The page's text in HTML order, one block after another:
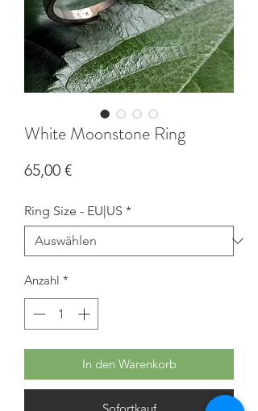
White Moonstone Ring
65,00 €Preis
Ring Size - EU|US *
Anzahl *
In den Warenkorb